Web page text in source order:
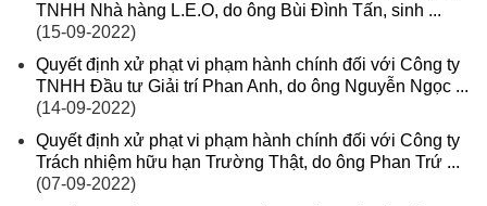
TNHH Nhà hàng L.E.O, do ông Bùi Đình Tấn, sinh ...
(15-09-2022)
Quyết định xử phạt vi phạm hành chính đối với Công ty
TNHH Đầu tư Giải trí Phan Anh, do ông Nguyễn Ngọc ...
(14-09-2022)
Quyết định xử phạt vi phạm hành chính đối với Công ty
Trách nhiệm hữu hạn Trường Thật, do ông Phan Trứ ...
(07-09-2022)